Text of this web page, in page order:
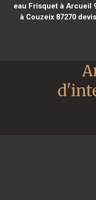
eau Frisquet à Arcueil
à Couzeix 87270